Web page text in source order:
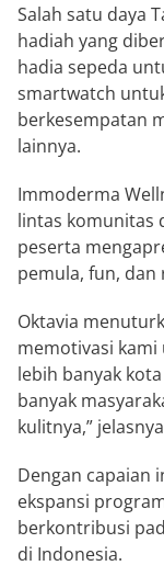
Salah satu daya
hadiah yang
hadia sepeda
smartwatch
berkesempatan
lainnya.
Immoderma
lintas komunitas
peserta
pemula, fun, dan
Oktavia
memotivasi
lebih banyak
banyak
kulitnya,”
Dengan capaian
ekspansi
berkontribusi
di Indonesia.